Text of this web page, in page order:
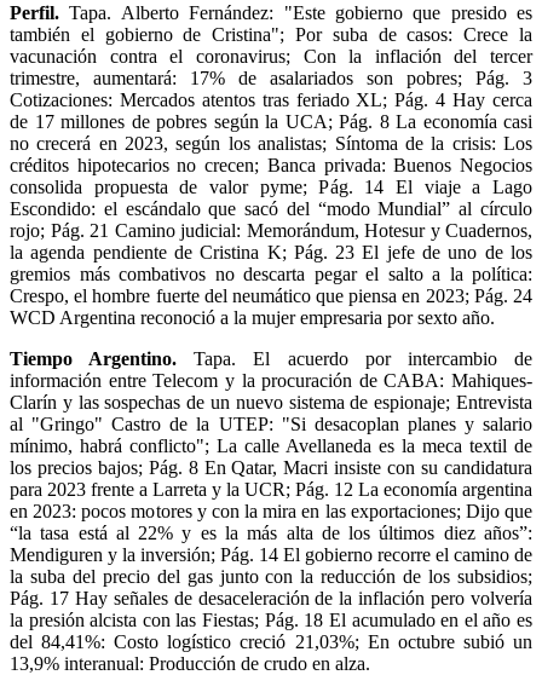
Perfil.Tapa. Alberto Fernández: "Este gobierno que presido es
también el gobierno de Cristina"; Por suba de casos: Crece la
vacunación contra el coronavirus; Con la inflación del tercer
trimestre, aumentará: 17% de asalariados son pobres; Pág. 3
Cotizaciones: Mercados atentos tras feriado XL; Pág. 4 Hay cerca
de 17 millones de pobres según la UCA; Pág. 8 La economía casi
no crecerá en 2023, según los analistas; Síntoma de la crisis: Los
créditos hipotecarios no crecen; Banca privada: Buenos Negocios
consolida propuesta de valor pyme; Pág. 14 El viaje a Lago
Escondido: el escándalo que sacó del “modo Mundial” al círculo
rojo; Pág. 21 Camino judicial: Memorándum, Hotesur y Cuadernos,
la agenda pendiente de Cristina K; Pág. 23 El jefe de uno de los
gremios más combativos no descarta pegar el salto a la política:
Crespo, el hombre fuerte del neumático que piensa en 2023; Pág. 24
WCD Argentina reconoció a la mujer empresaria por sexto año.
Tiempo Argentino.Tapa. El acuerdo por intercambio de
información entre Telecom y la procuración de CABA: Mahiques-
Clarín y las sospechas de un nuevo sistema de espionaje; Entrevista
al "Gringo" Castro de la UTEP: "Si desacoplan planes y salario
mínimo, habrá conflicto"; La calle Avellaneda es la meca textil de
los precios bajos; Pág. 8 En Qatar, Macri insiste con su candidatura
para 2023 frente a Larreta y la UCR; Pág. 12 La economía argentina
en 2023: pocos motores y con la mira en las exportaciones; Dijo que
“la tasa está al 22% y es la más alta de los últimos diez años”:
Mendiguren y la inversión; Pág. 14 El gobierno recorre el camino de
la suba del precio del gas junto con la reducción de los subsidios;
Pág. 17 Hay señales de desaceleración de la inflación pero volvería
la presión alcista con las Fiestas; Pág. 18 El acumulado en el año es
del 84,41%: Costo logístico creció 21,03%; En octubre subió un
13,9% interanual: Producción de crudo en alza.